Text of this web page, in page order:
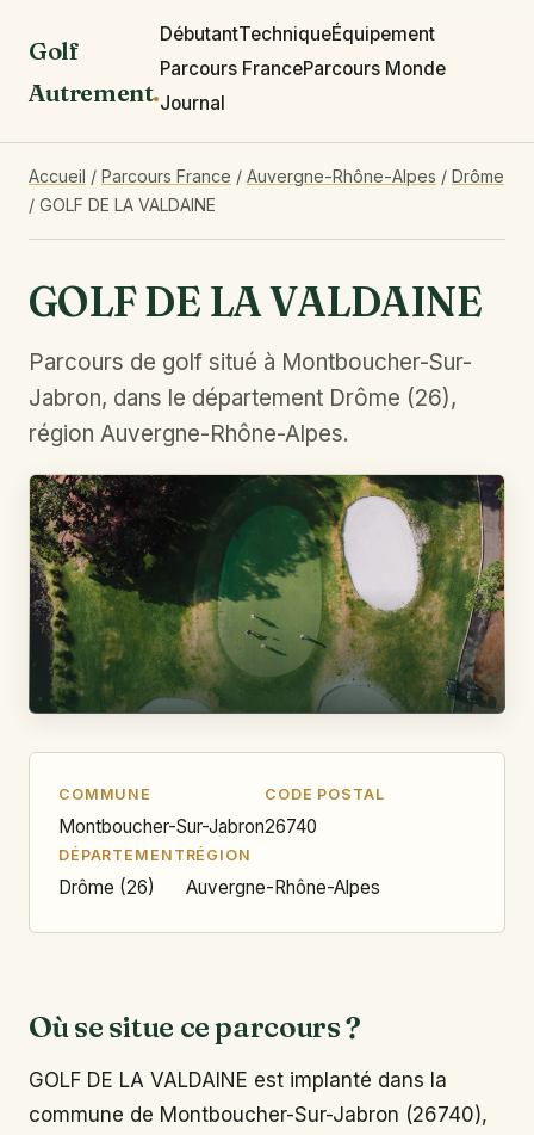
Golf
Autrement.
DébutantTechniqueÉquipement
Parcours FranceParcours Monde
Journal
Accueil / Parcours France / Auvergne-Rhône-Alpes / Drôme
/ GOLF DE LA VALDAINE
GOLF DE LA VALDAINE
Parcours de golf situé à Montboucher-Sur-
Jabron, dans le département Drôme (26),
région Auvergne-Rhône-Alpes.
COMMUNE
Montboucher-Sur-Jabron
CODE POSTAL
26740
DÉPARTEMENT
Drôme (26)
RÉGION
Auvergne-Rhône-Alpes
Où se situe ce parcours ?
GOLF DE LA VALDAINE est implanté dans la
commune de Montboucher-Sur-Jabron (26740),